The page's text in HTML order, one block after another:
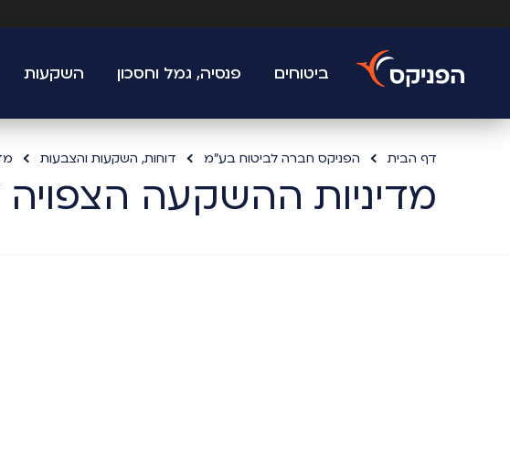
ביטוחים פנסיה, גמל וחסכון השקעות
דף הבית הפניקס חברה לביטוח בע"מ דוחות, השקעות והצבעות
מדיניות ההשקעה הצפויה